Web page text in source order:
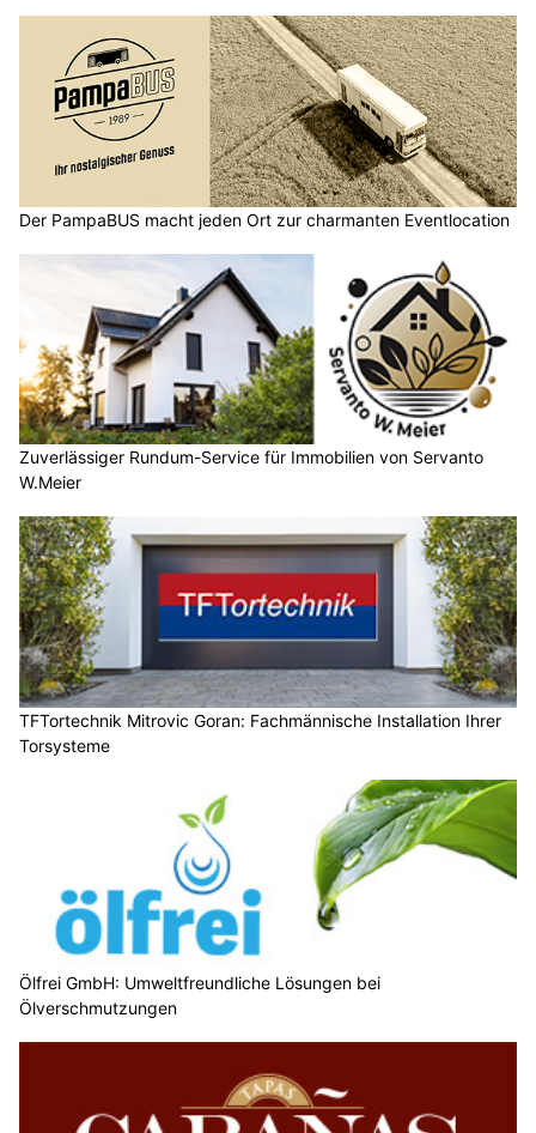
Der PampaBUS macht jeden Ort zur charmanten Eventlocation
Zuverlässiger Rundum-Service für Immobilien von Servanto
W.Meier
TFTortechnik Mitrovic Goran: Fachmännische Installation Ihrer
Torsysteme
Ölfrei GmbH: Umweltfreundliche Lösungen bei
Ölverschmutzungen